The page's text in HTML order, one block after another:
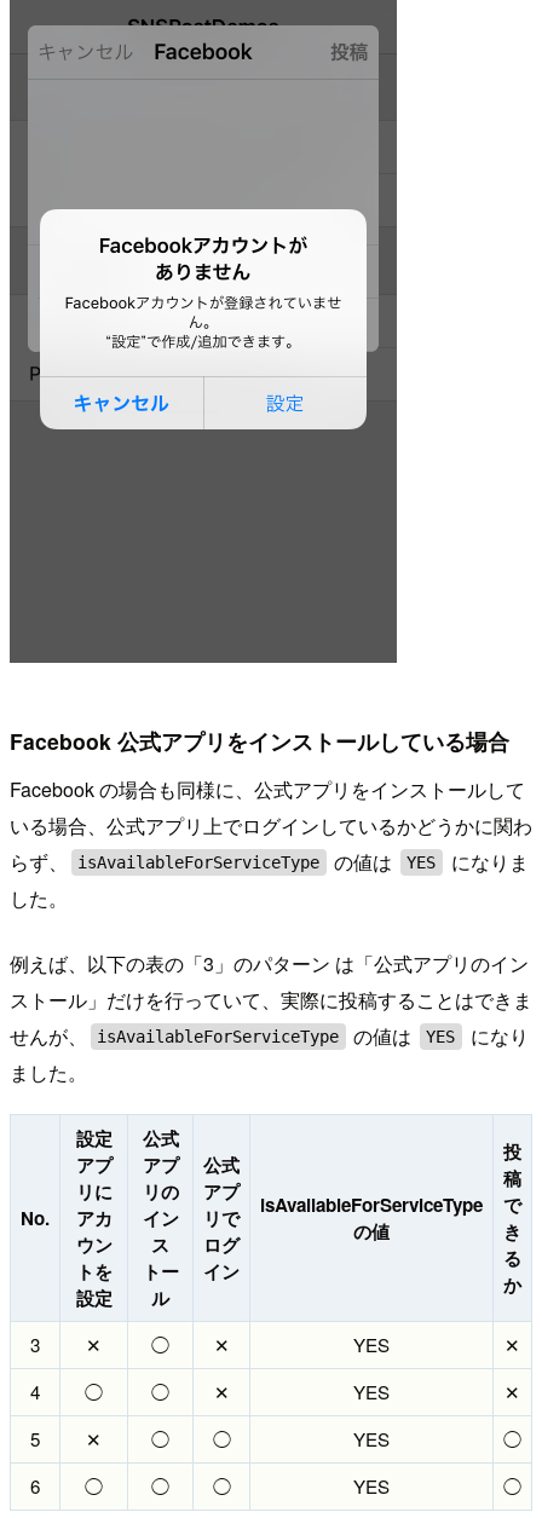
Facebook 公式アプリをインストールしている場合
Facebook の場合も同様に、公式アプリをインストールして
いる場合、公式アプリ上でログインしているかどうかに関わ
らず、
isAvailableForServiceType の値は YES
になりま
した。
例えば、以下の表の「3」のパターン は「公式アプリのイン
ストール」だけを行っていて、実際に投稿することはできま
せんが、
isAvailableForServiceType の値は YES
になり
ました。
No.
設定
アプ
リに
アカ
ウン
トを
設定
公式
アプ
リの
イン
ス
トー
ル
公式
アプ
リで
ログ
イン
isAvailableForServiceType
の値
投
稿
で
き
る
か
3 ✕ ◯ ✕ YES
✕
4
◯ ◯ ✕ YES
✕
5
✕ ◯ ◯ YES
◯
6
◯ ◯ ◯ YES ◯